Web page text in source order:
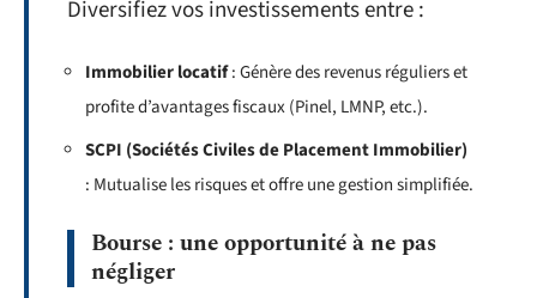
Diversifiez vos investissements entre :
Immobilier locatif: Génère des revenus réguliers et
profite d’avantages fiscaux (Pinel, LMNP, etc.).
SCPI (Sociétés Civiles de Placement Immobilier)
: Mutualise les risques et offre une gestion simplifiée.
Bourse : une opportunité à ne pas
négliger